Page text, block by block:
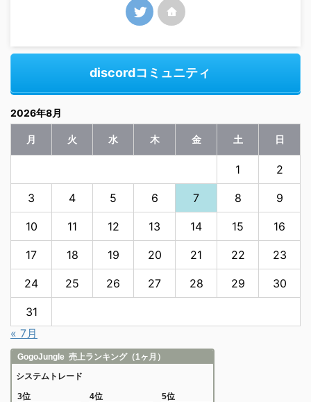
discordコミュニティ
2026年8月
月 火 水 木 金 土 日
1 2
3 4 5 6 7 8 9
10 11 12 13 14 15 16
17 18 19 20 21 22 23
24 25 26 27 28 29 30
31
« 7月